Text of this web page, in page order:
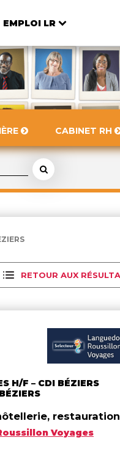
EMPLOI LR
CABINET RH
RETOUR AUX
H/F – CDI BÉZIERS
restauration
Voyages